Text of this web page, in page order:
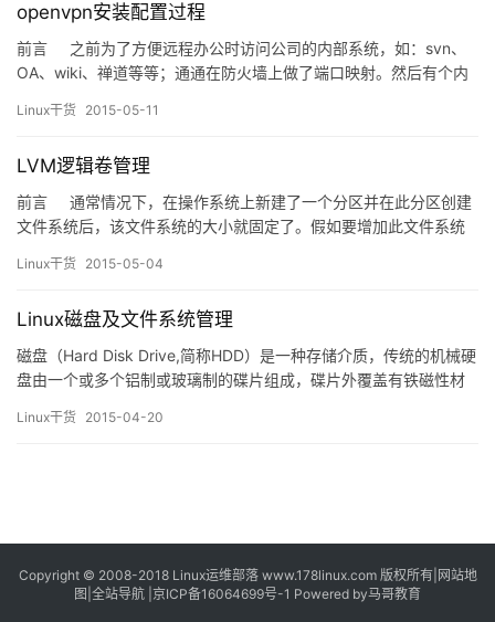
openvpn安装配置过程
前言 之前为了方便远程办公时访问公司的内部系统，如：svn、
OA、wiki、禅道等等；通通在防火墙上做了端口映射。然后有个内
得搭建个VPN服务器，vpn设备感觉大材小用。马上就想到了开源的
Linux干货 2015-05-11
LVM逻辑卷管理
前言 通常情况下，在操作系统上新建了一个分区并在此分区创建
文件系统后，该文件系统的大小就固定了。假如要增加此文件系统
后把原文件系统的数据完整复制过来。如果第二次分区时分配的空
的时间，有没有更便捷的…
Linux干货 2015-05-04
Linux磁盘及文件系统管理
磁盘（Hard Disk Drive,简称HDD）是一种存储介质，传统的机械硬
盘由一个或多个铝制或玻璃制的碟片组成，碟片外覆盖有铁磁性材
等部件组成；当主电动机带动碟片旋转时，副电动机带动一组（磁
Linux干货 2015-04-20
Copyright © 2008-2018 Linux运维部落www.178linux.com 版权所有| 网站地
图 全站导航 京ICP备16064699号-1 Powered by马哥教育